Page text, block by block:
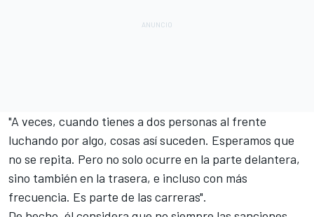
"A veces, cuando tienes a dos personas al frente
luchando por algo, cosas así suceden. Esperamos que
no se repita. Pero no solo ocurre en la parte delantera,
sino también en la trasera, e incluso con más
frecuencia. Es parte de las carreras".